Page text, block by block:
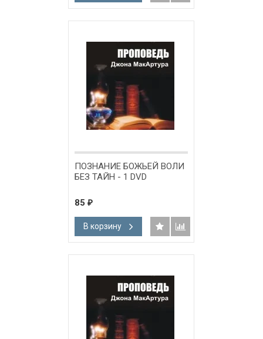
ПОЗНАНИЕ БОЖЬЕЙ ВОЛИ
БЕЗ ТАЙН - 1 DVD
85 ₽
В корзину